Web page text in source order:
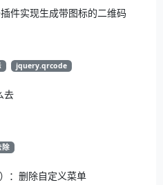
件实现生成带图标的二维码
jquery.qrcode
去
除
：删除自定义菜单